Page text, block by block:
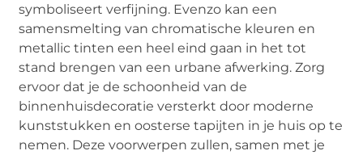
symboliseert verfijning. Evenzo kan een
samensmelting van chromatische kleuren en
metallic tinten een heel eind gaan in het tot
stand brengen van een urbane afwerking. Zorg
ervoor dat je de schoonheid van de
binnenhuisdecoratie versterkt door moderne
kunststukken en oosterse tapijten in je huis op te
nemen. Deze voorwerpen zullen, samen met je